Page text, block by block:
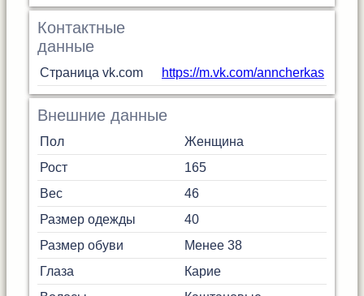
Контактные
данные
Страница vk.com https://m.vk.com/anncherkas
Внешние данные
Пол
Женщина
Рост
165
Вес
46
Размер одежды
40
Размер обуви
Менее 38
Глаза
Карие